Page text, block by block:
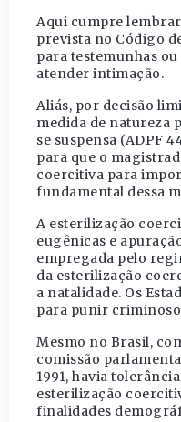
Aqui cumpre lembrar
prevista no Código
para testemunhas
atender intimação.
Aliás, por decisão
medida de natureza
se suspensa (ADPF
para que o
coercitiva para
fundamental dessa
A esterilização
eugênicas e
empregada pelo
da esterilização
a natalidade. Os
para punir
Mesmo no Brasil,
comissão
1991, havia
esterilização
finalidades